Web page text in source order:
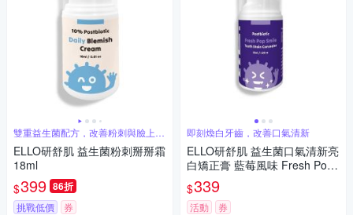
雙重益生菌配方，改善粉刺與臉上凸
起瑕疵
ELLO研舒肌 益生菌粉刺掰掰霜
18ml
$399 86折
挑戰低價 券
即刻煥白牙齒，改善口氣清新
ELLO研舒肌 益生菌口氣清新亮
白矯正膏 藍莓風味 Fresh Pop
Smile Tooth Stain Concealer 5
5ml
$339
活動 券